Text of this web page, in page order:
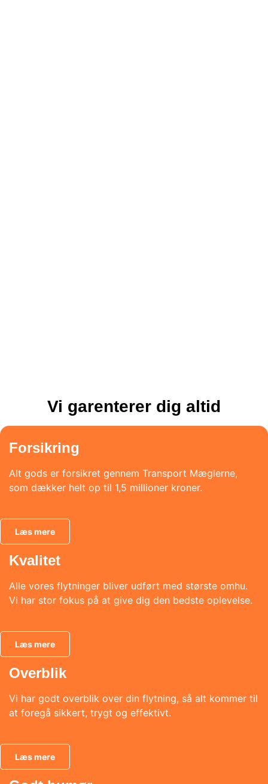
Vi garenterer dig altid
Forsikring
Alt gods er forsikret gennem Transport Mæglerne,
som dækker helt op til 1,5 millioner kroner.
Læs mere
Kvalitet
Alle vores flytninger bliver udført med største omhu.
Vi har stor fokus på at give dig den bedste oplevelse.
Læs mere
Overblik
Vi har godt overblik over din flytning, så alt kommer til
at foregå sikkert, trygt og effektivt.
Læs mere